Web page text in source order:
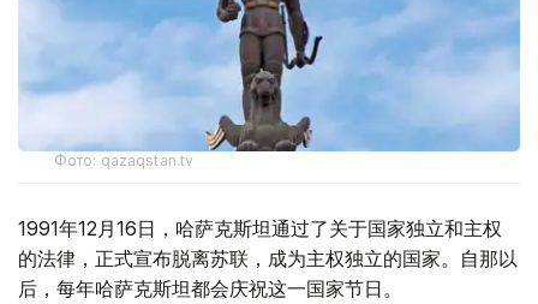
Фото: qazaqstan.tv
1991年12月16日，哈萨克斯坦通过了关于国家独立和主权
的法律，正式宣布脱离苏联，成为主权独立的国家。自那以
后，每年哈萨克斯坦都会庆祝这一国家节日。